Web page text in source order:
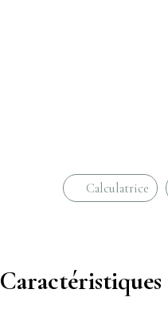
Calculatrice
Caractéristiques